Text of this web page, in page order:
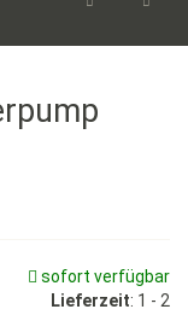
sofort verfügbar
Lieferzeit: 1 - 2